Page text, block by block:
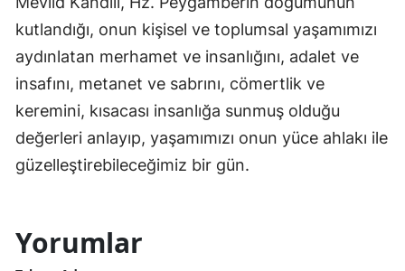
kutlandığı, onun kişisel ve toplumsal yaşamımızı
aydınlatan merhamet ve insanlığını, adalet ve
insafını, metanet ve sabrını, cömertlik ve
keremini, kısacası insanlığa sunmuş olduğu
değerleri anlayıp, yaşamımızı onun yüce ahlakı ile
güzelleştirebileceğimiz bir gün.
Yorumlar